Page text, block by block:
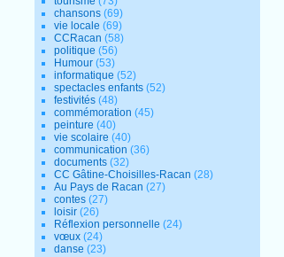
chansons (69)
vie locale (69)
CCRacan (58)
politique (56)
Humour (53)
informatique (52)
spectacles enfants (52)
festivités (48)
commémoration (45)
peinture (40)
vie scolaire (40)
communication (36)
documents (32)
CC Gâtine-Choisilles-Racan (28)
Au Pays de Racan (27)
contes (27)
loisir (26)
Réflexion personnelle (24)
vœux (24)
danse (23)